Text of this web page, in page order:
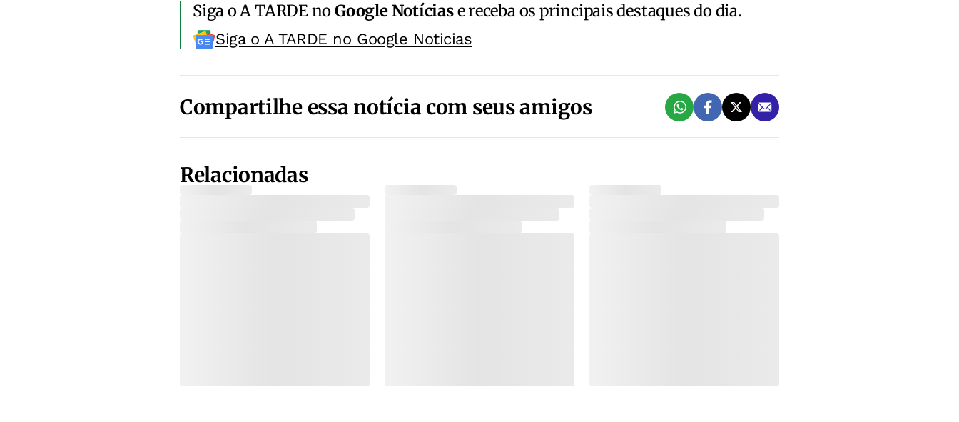
Siga o A TARDE noGoogle Notíciase receba os principais destaques do dia.
Siga o A TARDE no Google Noticias
Compartilhe essa notícia com seus amigos
Relacionadas